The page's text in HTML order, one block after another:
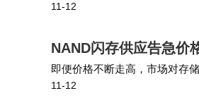
备的AI性能。 相比HBM使用
11-12
NAND闪存供应告急价
即便价格不断走高，市场对存
分NAND闪存供应，并与六家
11-12